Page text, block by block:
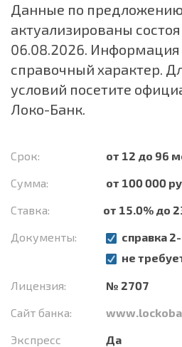
Данные по
актуализированы
06.08.2026. Информация
справочный характер.
условий посетите
Локо-Банк.
Срок:
от 12 до 96
Сумма:
от 100 000
Ставка:
от 15.0% до
Документы:
справка
не
Лицензия:
№ 2707
Сайт банка:
Экспресс
Да